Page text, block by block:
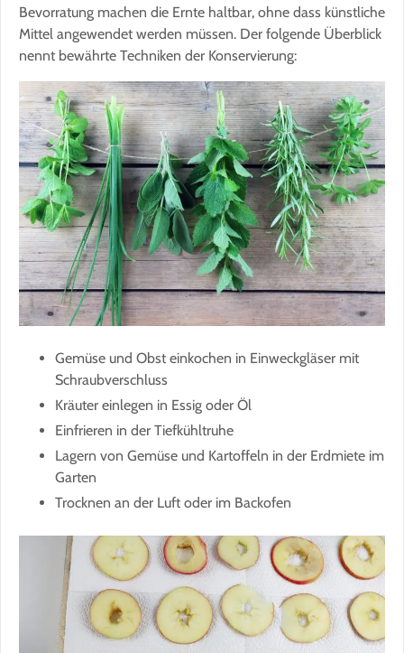
Bevorratung machen die Ernte haltbar, ohne dass künstliche
Mittel angewendet werden müssen. Der folgende Überblick
nennt bewährte Techniken der Konservierung:
Gemüse und Obst einkochen in Einweckgläser mit
Schraubverschluss
Kräuter einlegen in Essig oder Öl
Einfrieren in der Tiefkühltruhe
Lagern von Gemüse und Kartoffeln in der Erdmiete im
Garten
Trocknen an der Luft oder im Backofen